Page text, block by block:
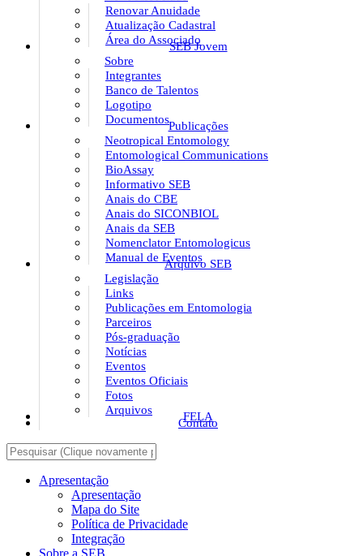
Renovar Anuidade
Atualização Cadastral
Área do Associado
SEB Jovem
Sobre
Integrantes
Banco de Talentos
Logotipo
DocumentosPublicações
Neotropical Entomology
Entomological Communications
BioAssay
Informativo SEB
Anais do CBE
Anais do SICONBIOL
Anais da SEB
Nomenclator Entomologicus
Manual de Eventos
Arquivo SEB
Legislação
Links
Publicações em Entomologia
Parceiros
Pós-graduação
Notícias
Eventos
Eventos Oficiais
Fotos
Arquivos
FELA
Contato
Apresentação
Apresentação
Mapa do Site
Política de Privacidade
Integração